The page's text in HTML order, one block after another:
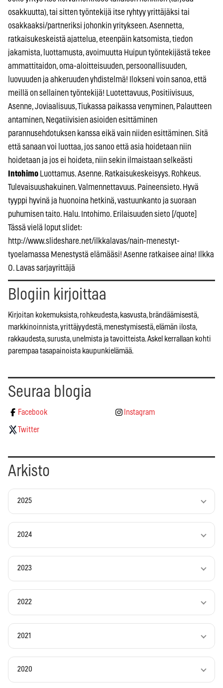
osakkuutta), tai sitten työntekijä itse ryhtyy yrittäjäksi tai
osakkaaksi/partneriksi johonkin yritykseen. Asennetta,
ratkaisukeskeistä ajattelua, eteenpäin katsomista, tiedon
jakamista, luottamusta, avoimuutta Huipun työntekijästä tekee
ammattitaidon, oma-aloitteisuuden, persoonallisuuden,
luovuuden ja ahkeruuden yhdistelmä! Ilokseni voin sanoa, että
meillä on sellainen työntekijä! Luotettavuus, Positiivisuus,
Asenne, Joviaalisuus, Tiukassa paikassa venyminen, Palautteen
antaminen, Negatiivisien asioiden esittäminen
parannusehdotuksen kanssa eikä vain niiden esittäminen. Sitä
että sanaan voi luottaa, jos sanoo että asia hoidetaan niin
hoidetaan ja jos ei hoideta, niin sekin ilmaistaan selkeästi
Intohimo Luottamus. Asenne. Ratkaisukeskeisyys. Rohkeus.
Tulevaisuushakuinen. Valmennettavuus. Paineensieto. Hyvä
tyyppi hyvinä ja huonoina hetkinä, vastuunkanto ja suoraan
puhumisen taito. Halu. Intohimo. Erilaisuuden sieto [/quote]
Tässä vielä loput slidet:
http://www.slideshare.net/ilkkalavas/nain-menestyt-
tyoelamassa Menestystä elämääsi! Asenne ratkaisee aina! Ilkka
O. Lavas sarjayrittäjä
Blogiin kirjoittaa
Kirjoitan kokemuksista, rohkeudesta, kasvusta, brändäämisestä,
markkinoinnista, yrittäjyydestä, menestymisestä, elämän ilosta,
rakkaudesta, surusta, unelmista ja tavoitteista. Askel kerrallaan kohti
parempaa tasapainoista kaupunkielämää.
Seuraa blogia
Facebook Instagram
Twitter
Arkisto
2025
2024
2023
2022
2021
2020